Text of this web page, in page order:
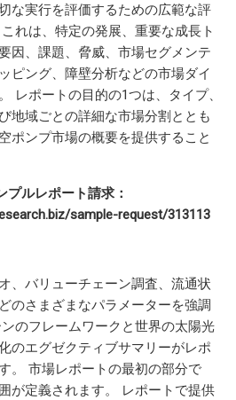
な実行を評価するための広範な評
れは、特定の発展、重要な成長ト
因、課題、脅威、市場セグメンテ
ピング、障壁分析などの市場ダイ
レポートの目的の1つは、タイプ、
地域ごとの詳細な市場分割ととも
ポンプ市場の概要を提供すること
プルレポート請求：
sample-request/313113
、バリューチェーン調査、流通状
のさまざまなパラメーターを強調
のフレームワークと世界の太陽光
のエグゼクティブサマリーがレポ
。 市場レポートの最初の部分で
が定義されます。 レポートで提供